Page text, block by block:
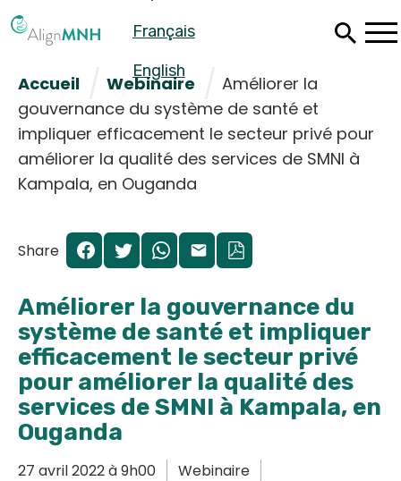
Français
English
Español
Français
English
Accueil Webinaire
Améliorer la
gouvernance du système de santé et
impliquer efficacement le secteur privé pour
améliorer la qualité des services de SMNI à
Kampala, en Ouganda
Share
Améliorer la gouvernance du
système de santé et impliquer
efficacement le secteur privé
pour améliorer la qualité des
services de SMNI à Kampala, en
Ouganda
27 avril 2022 à 9h00
Webinaire